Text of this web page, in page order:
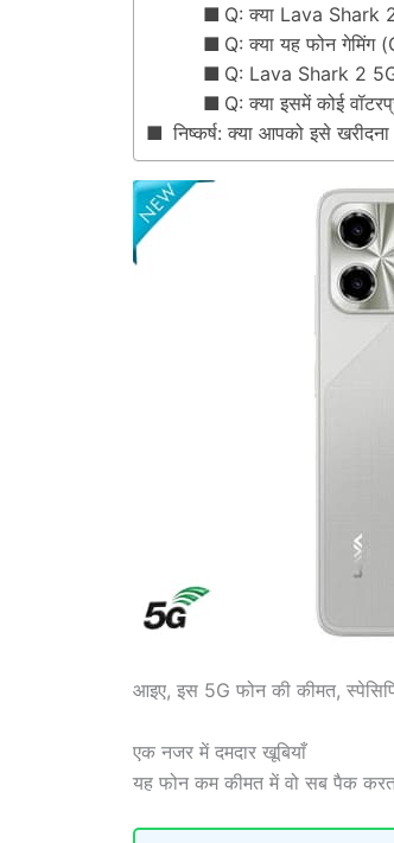
Q: क्या Lava Shark
Q: क्या यह फोन गेमिंग
Q: Lava Shark 2
Q: क्या इसमें कोई
निष्कर्ष: क्या आपको इसे खरीदना
आइए, इस 5G फोन की कीमत,
एक नजर में दमदार खूबियाँ
यह फोन कम कीमत में वो सब पैक